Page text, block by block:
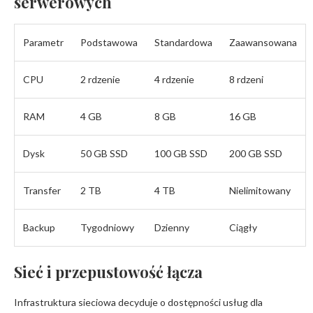
Parametr Podstawowa Standardowa Zaawansowana
CPU 2 rdzenie 4 rdzenie 8 rdzeni
RAM 4 GB 8 GB 16 GB
Dysk 50 GB SSD 100 GB SSD 200 GB SSD
Transfer 2 TB 4 TB Nielimitowany
Backup Tygodniowy Dzienny Ciągły
Sieć i przepustowość łącza
Infrastruktura sieciowa decyduje o dostępności usług dla